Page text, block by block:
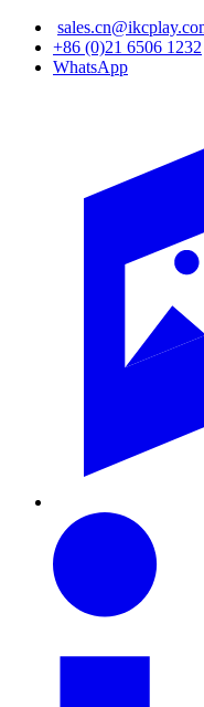
+86 (0)21 6506 1232
WhatsApp